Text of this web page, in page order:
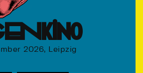
2026, Leipzig